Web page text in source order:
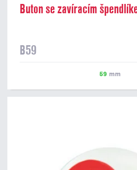
Buton se zavíracím
B59
59 mm